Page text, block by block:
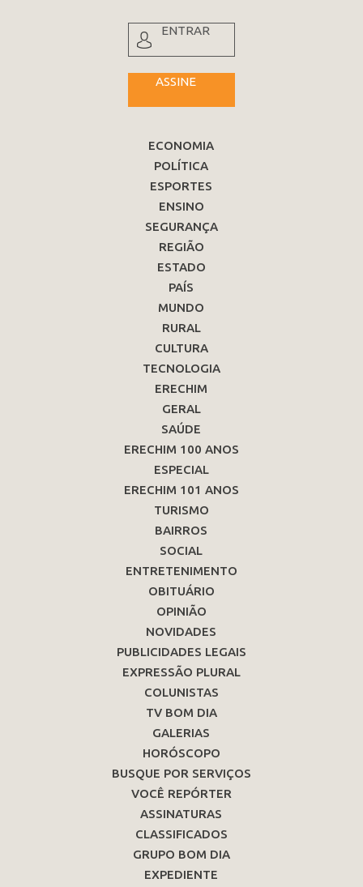
ENTRAR
ASSINE
ECONOMIA
POLÍTICA
ESPORTES
ENSINO
SEGURANÇA
REGIÃO
ESTADO
PAÍS
MUNDO
RURAL
CULTURA
TECNOLOGIA
ERECHIM
GERAL
SAÚDE
ERECHIM 100 ANOS
ESPECIAL
ERECHIM 101 ANOS
TURISMO
BAIRROS
SOCIAL
ENTRETENIMENTO
OBITUÁRIO
OPINIÃO
NOVIDADES
PUBLICIDADES LEGAIS
EXPRESSÃO PLURAL
COLUNISTAS
TV BOM DIA
GALERIAS
HORÓSCOPO
BUSQUE POR SERVIÇOS
VOCÊ REPÓRTER
ASSINATURAS
CLASSIFICADOS
GRUPO BOM DIA
EXPEDIENTE